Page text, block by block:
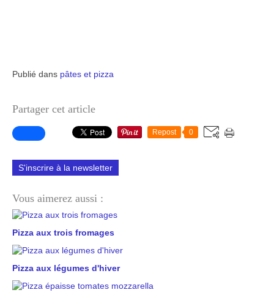
Publié dans pâtes et pizza
Partager cet article
Repost 0
S'inscrire à la newsletter
Vous aimerez aussi :
Pizza aux trois fromages
Pizza aux légumes d'hiver